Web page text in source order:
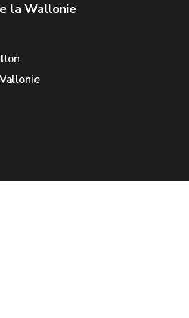
la Wallonie